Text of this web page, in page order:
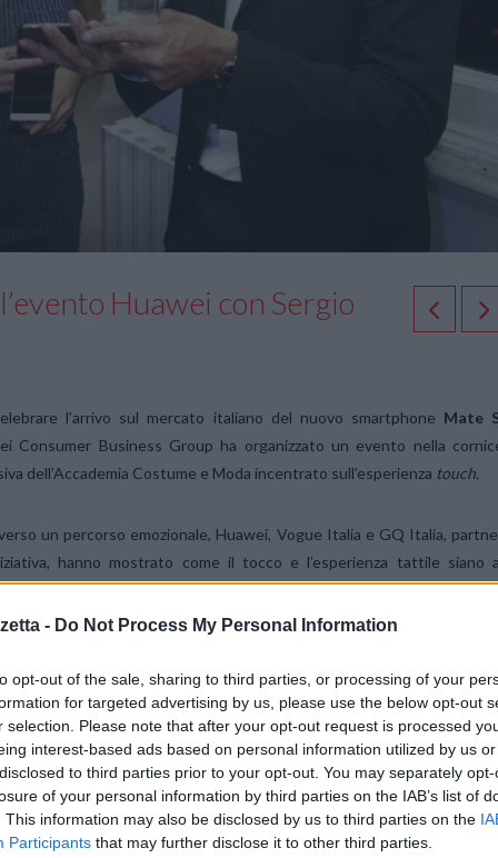
- Do Not Process My Personal Information
opt-out of the sale, sharing to third parties, or processing of your
for targeted advertising by us, please use the below opt-out
selection. Please note that after your opt-out request is processed
interest-based ads based on personal information utilized by us
to third parties prior to your opt-out. You may separately
of your personal information by third parties on the IAB’s list of
This information may also be disclosed by us to third parties on the
Participants that may further disclose it to other third parties.
Huawei con Sergio
l’arrivo sul mercato italiano del nuovo smartphone Mate
Consumer Business Group ha organizzato un evento nella
dell’Accademia Costume e Moda incentrato sull’esperienza touch.
un percorso emozionale, Huawei, Vogue Italia e GQ Italia,
hanno mostrato come il tocco e l’esperienza tattile siano
tanto dell’interazione con lo smartphone quanto della creazione di
moda.
“fashionology”, recentemente coniato da Huawei, mira proprio
dei propri prodotti, così come avviene nell’ideazione
mostrato, grazie alla presenza di artigiani, come nasce un
grazie a un’iniziativa lanciata sui social network nelle
e modello spagnolo Sergio Múñiz, che si è intrattenuto con i